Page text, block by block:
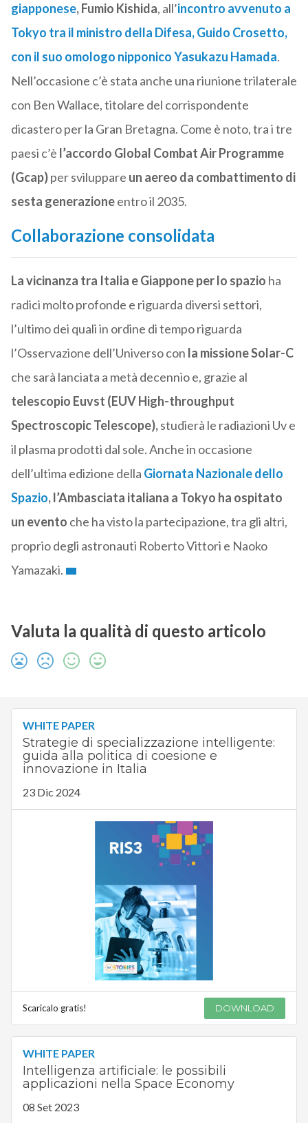
giapponese, Fumio Kishida, all’incontro avvenuto a
Tokyo tra il ministro della Difesa, Guido Crosetto,
con il suo omologo nipponico Yasukazu Hamada.
Nell’occasione c’è stata anche una riunione trilaterale
con Ben Wallace, titolare del corrispondente
dicastero per la Gran Bretagna. Come è noto, tra i tre
paesi c’è l’accordo Global Combat Air Programme
(Gcap)per sviluppare un aereo da combattimento di
sesta generazioneentro il 2035.
Collaborazione consolidata
La vicinanza tra Italia e Giappone per lo spazio ha
radici molto profonde e riguarda diversi settori,
l’ultimo dei quali in ordine di tempo riguarda
l’Osservazione dell’Universo con la missione Solar-C
che sarà lanciata a metà decennio e, grazie al
telescopio Euvst (EUV High-throughput
Spectroscopic Telescope),studierà le radiazioni Uv e
il plasma prodotti dal sole. Anche in occasione
dell’ultima edizione della Giornata Nazionale dello
Spazio, l’Ambasciata italiana a Tokyo ha ospitato
un evento che ha visto la partecipazione, tra gli altri,
proprio degli astronauti Roberto Vittori e Naoko
Yamazaki.
Valuta la qualità di questo articolo
WHITE PAPER
Strategie di specializzazione intelligente:
guida alla politica di coesione e
innovazione in Italia
23 Dic 2024
Scaricalo gratis! DOWNLOAD
WHITE PAPER
Intelligenza artificiale: le possibili
applicazioni nella Space Economy
08 Set 2023